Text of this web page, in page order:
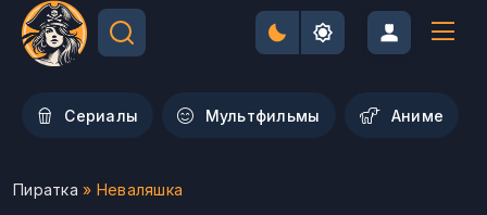
Сериалы Мультфильмы Aниме
Пиратка » Неваляшка